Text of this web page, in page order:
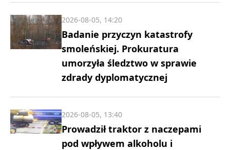
Badanie przyczyn katastrofy
smoleńskiej. Prokuratura
umorzyła śledztwo w sprawie
zdrady dyplomatycznej
2026-08-05, 14:20
Prowadził traktor z naczepami
pod wpływem alkoholu i
2026-08-05, 13:40